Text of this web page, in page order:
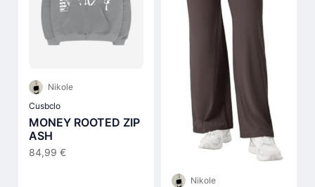
Nikole
Cusbclo
MONEY ROOTED ZIP
ASH
84,99 €
Nikole